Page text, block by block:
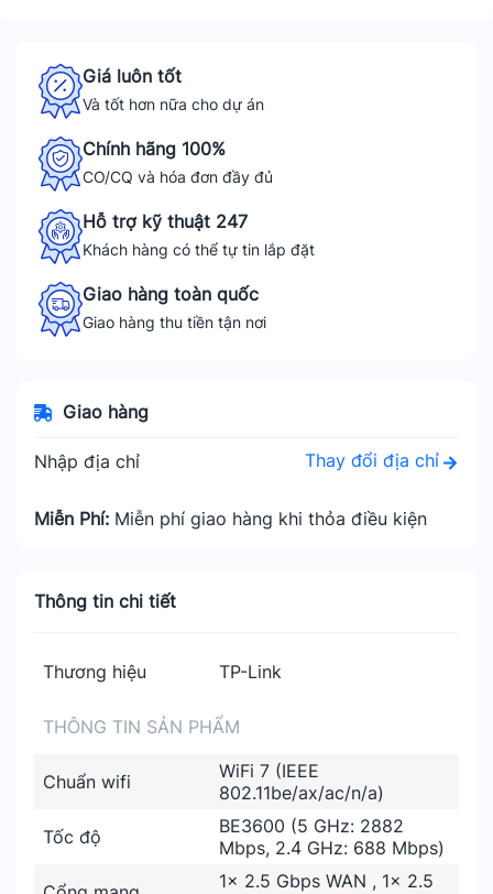
Giá luôn tốt
Và tốt hơn nữa cho dự án
Chính hãng 100%
CO/CQ và hóa đơn đầy đủ
Hỗ trợ kỹ thuật 247
Khách hàng có thể tự tin lắp đặt
Giao hàng toàn quốc
Giao hàng thu tiền tận nơi
Giao hàng
Nhập địa chỉ Thay đổi địa chỉ
Miễn Phí: Miễn phí giao hàng khi thỏa điều kiện
Thông tin chi tiết
Thương hiệu TP-Link
THÔNG TIN SẢN PHẨM
Chuẩn wifi
WiFi 7 (IEEE
802.11be/ax/ac/n/a)
Tốc độ
BE3600 (5 GHz: 2882
Mbps, 2.4 GHz: 688 Mbps)
1× 2.5 Gbps WAN , 1× 2.5